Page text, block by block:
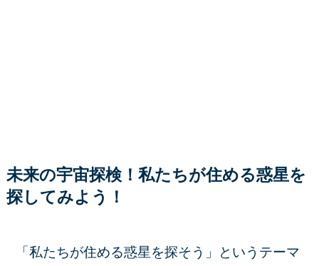
未来の宇宙探検！私たちが住める惑星を
探してみよう！
「私たちが住める惑星を探そう」というテーマ